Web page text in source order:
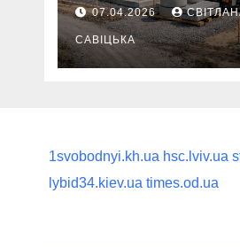
продумати до
першої
на ділянку
07.04.2026
САВІЦЬКА
1svobodnyi.kh.ua hsc.lviv.ua
lybid34.kiev.ua times.od.ua